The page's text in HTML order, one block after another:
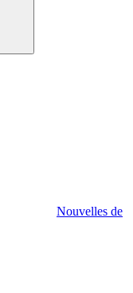
Nouvelles de